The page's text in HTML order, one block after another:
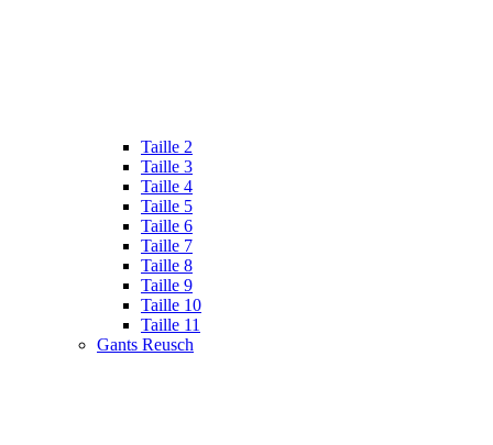
Taille 2
Taille 3
Taille 4
Taille 5
Taille 6
Taille 7
Taille 8
Taille 9
Taille 10
Taille 11
Gants Reusch